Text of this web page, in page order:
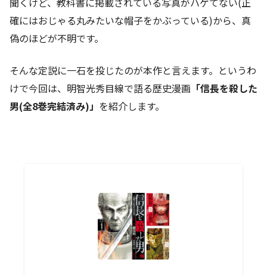
確にはおじゃる丸みたいな帽子をかぶっている)から、真
偽のほどが不明です。
そんな定説に一石を投じたのが本作と言えます。というわ
けで今回は、明智光秀目線で語る歴史漫画 「信長を殺した
男(全8巻完結済み)」 を紹介します。